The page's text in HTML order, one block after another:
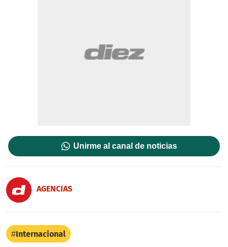
Unirme al canal de noticias
AGENCIAS
Internacional